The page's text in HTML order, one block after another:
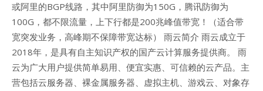
或阿里的BGP线路，其中阿里防御为150G，腾讯防御为
100G，都不限流量，上下行都是200兆峰值带宽！（适合带
宽突发业务，高峰期不保障带宽达标） 雨云简介 雨云成立于
2018年，是具有自主知识产权的国产云计算服务提供商。 雨
云为广大用户提供简单易用、便宜实惠、可信赖的云产品。主
营包括云服务器、裸金属服务器、虚拟主机、游戏云、对象存